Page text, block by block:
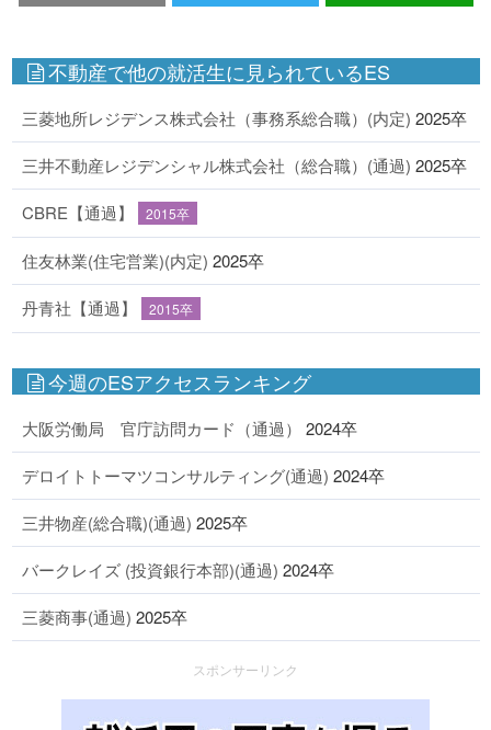
不動産で他の就活生に見られているES
三菱地所レジデンス株式会社（事務系総合職）(内定) 2025卒
三井不動産レジデンシャル株式会社（総合職）(通過) 2025卒
CBRE【通過】 2015卒
住友林業(住宅営業)(内定) 2025卒
丹青社【通過】 2015卒
今週のESアクセスランキング
大阪労働局 官庁訪問カード（通過） 2024卒
デロイトトーマツコンサルティング(通過) 2024卒
三井物産(総合職)(通過) 2025卒
バークレイズ (投資銀行本部)(通過) 2024卒
三菱商事(通過) 2025卒
スポンサーリンク